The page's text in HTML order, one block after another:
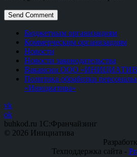
Бюджетным организациям
Коммерческим организациям
Новости
Новости законодательства
Вакансии ООО
Политика обработки
«Инициатива»
vk
ok
buhkod.ru 1C:Франчайзинг
© 2026 Инициатива
Техподдержка сайта -